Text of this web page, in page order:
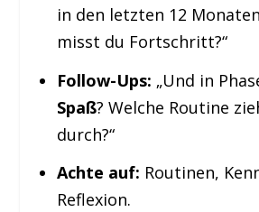
in den letzten 12
misst du Fortschritt?“
Follow-Ups: „Und in
Spaß? Welche Routine
durch?“
Achte auf: Routinen,
Reflexion.